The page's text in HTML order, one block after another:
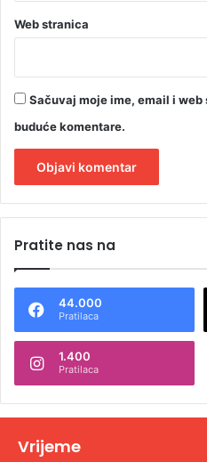
Web stranica
Sačuvaj moje ime, email i
buduće komentare.
t
n
t
v
Pratite nas na
44.000
Pratilaca
1.400
Pratilaca
Vrijeme